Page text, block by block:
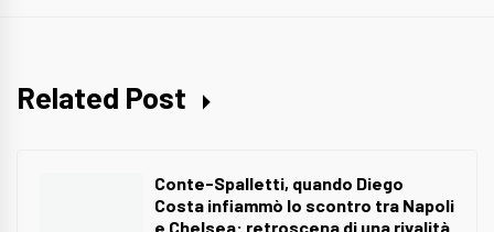
Related Post
Conte-Spalletti, quando Diego
Costa infiammò lo scontro tra Napoli
e Chelsea: retroscena di una rivalità